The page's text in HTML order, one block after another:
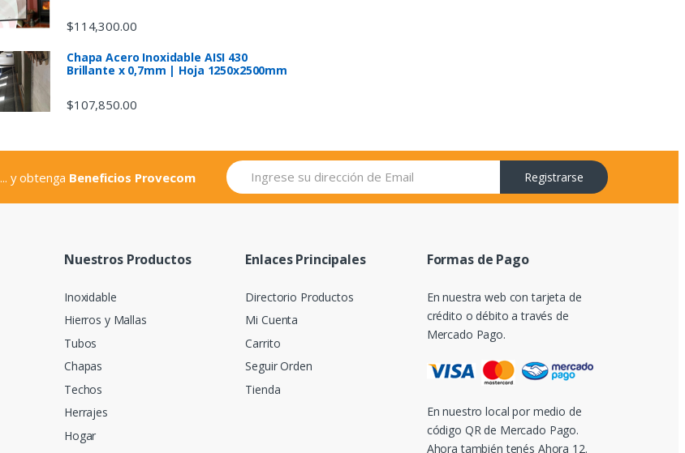
$114,300.00
Chapa Acero Inoxidable AISI 430
Brillante x 0,7mm | Hoja 1250x2500mm
$107,850.00
... y obtenga Beneficios Provecom Registrarse
Nuestros Productos
Inoxidable
Hierros y Mallas
Tubos
Chapas
Techos
Herrajes
Hogar
Enlaces Principales
Directorio Productos
Mi Cuenta
Carrito
Seguir Orden
Tienda
Formas de Pago
En nuestra web con tarjeta de
crédito o débito a través de
Mercado Pago.
En nuestro local por medio de
código QR de Mercado Pago.
Ahora también tenés Ahora 12.